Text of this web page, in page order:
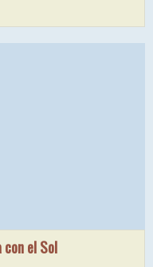
con el Sol